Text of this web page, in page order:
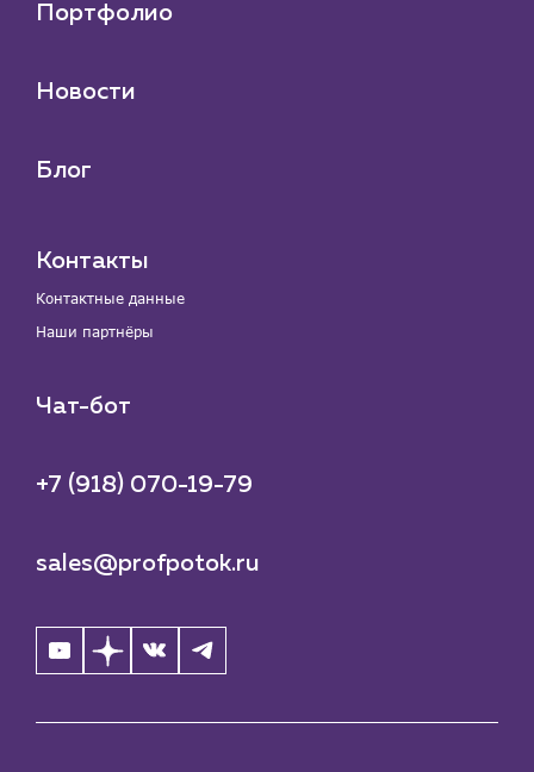
Портфолио
Новости
Блог
Контакты
Контактные данные
Наши партнёры
Чат-бот
+7 (918) 070-19-79
sales@profpotok.ru